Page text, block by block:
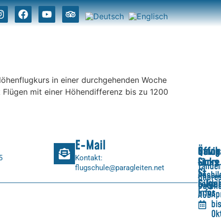
in einer durchgehenden Woche
mit einer Höhendifferenz bis zu 1200
E-Mail
Kontakt:
flugschule@paragleiten.net
Infos
Quick
Links
AGB
Store
St.